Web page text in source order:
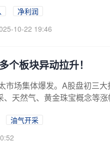
净利润
10-22 19:46
个板块异动拉升！
市场集体爆发。A股盘初三
、天然气、黄金珠宝概念等
油气开采